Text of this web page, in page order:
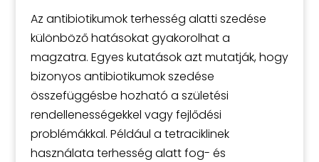
Az antibiotikumok terhesség alatti szedése
különböző hatásokat gyakorolhat a
magzatra. Egyes kutatások azt mutatják, hogy
bizonyos antibiotikumok szedése
összefüggésbe hozható a születési
rendellenességekkel vagy fejlődési
problémákkal. Például a tetraciklinek
használata terhesség alatt fog- és